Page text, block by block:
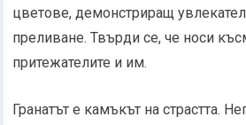
цветове, демонстриращ
преливане. Твърди се, че носи
притежателите и им.
Гранатът е камъкът на страстта.